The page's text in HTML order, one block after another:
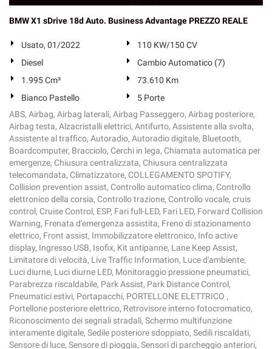
BMW X1 sDrive 18d Auto. Business Advantage PREZZO REALE
Usato, 01/2022
110 KW/150 CV
Diesel
Cambio Automatico (7)
1.995 Cm³
73.610 Km
Bianco Pastello
5 Porte
ABS, Airbag, Airbag laterali, Airbag Passeggero, Airbag posteriore,
Airbag testa, Alzacristalli elettrici, Antifurto, Assistente alla svolta,
Assistente al traffico, Autoradio, Autoradio digitale, Bluetooth,
Boardcomputer, Bracciolo, Cerchi in lega, Chiamata automatica per
emergenze, Chiusura centralizzata, Chiusura centralizzata
telecomandata, Climatizzatore, COLLEGAMENTO SPOTIFY,
Collision prevention assist, Controllo automatico clima, Controllo
elettronico della corsia, Controllo trazione, Controllo vocale, cruis
control, Cruise Control, ESP, Fari full-LED, Fari LED, Forward Collision
Warning, Frenata d'emergenza assistita, Freno di stazionamento
elettrico, Front assist, Immobilizzatore elettronico, Info active
display, Ingresso USB, Isofix, Kit antipanne, Lane Keep Assist,
Limitatore di velocità, Live Traffic Information, Luce d'ambiente,
Luci diurne, Luci diurne LED, Monitoraggio pressione pneumatici,
Parabrezza riscaldabile, Park Assist, Park Distance Control,
Pneumatici estivi, Portapacchi, PORTELLONE ELETTRICO ,
Portellone posteriore elettrico, Retrovisore interno fotocromatico,
Riconoscimento dei segnali stradali, Schermo multifunzione
interamente digitale, Sedile posteriore sdoppiato, Sedili riscaldati,
Sensore di luce, Sensore di pioggia, Sensori di parcheggio anteriori,